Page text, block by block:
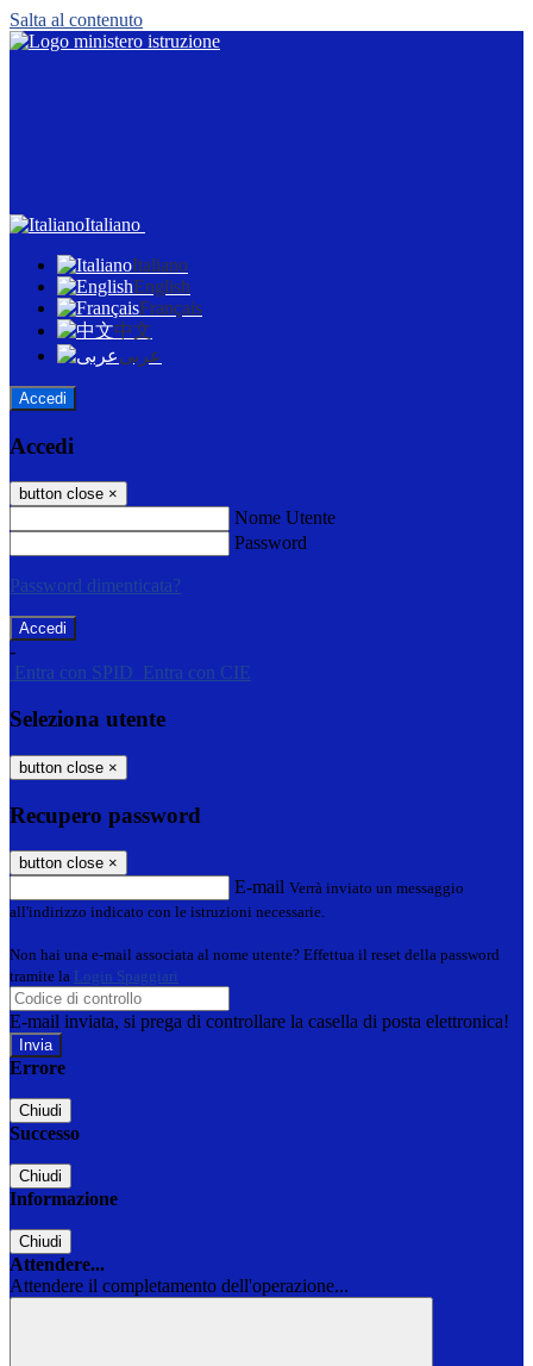
Salta al contenuto
Italiano
Italiano
English
Français
中文
عربى
Accedi
Accedi
button close ×
Nome Utente
Password
Password dimenticata?
-
Entra con SPID
Entra con CIE
Seleziona utente
button close ×
Recupero password
button close ×
E-mail Verrà inviato un messaggio
all'indirizzo indicato con le istruzioni necessarie.
Non hai una e-mail associata al nome utente? Effettua il reset della password
tramite la Login Spaggiari
E-mail inviata, si prega di controllare la casella di posta elettronica!
Errore
Chiudi
Successo
Chiudi
Informazione
Chiudi
Attendere...
Attendere il completamento dell'operazione...